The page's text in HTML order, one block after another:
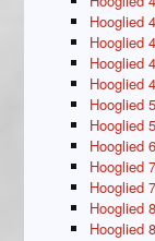
Hooglied
Hooglied
Hooglied
Hooglied
Hooglied
Hooglied
Hooglied
Hooglied
Hooglied
Hooglied
Hooglied